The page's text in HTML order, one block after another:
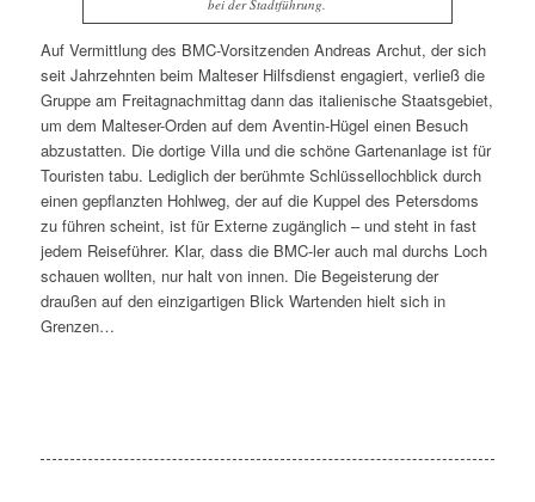
bei der Stadtführung.
Auf Vermittlung des BMC-Vorsitzenden Andreas Archut, der sich
seit Jahrzehnten beim Malteser Hilfsdienst engagiert, verließ die
Gruppe am Freitagnachmittag dann das italienische Staatsgebiet,
um dem Malteser-Orden auf dem Aventin-Hügel einen Besuch
abzustatten. Die dortige Villa und die schöne Gartenanlage ist für
Touristen tabu. Lediglich der berühmte Schlüssellochblick durch
einen gepflanzten Hohlweg, der auf die Kuppel des Petersdoms
zu führen scheint, ist für Externe zugänglich – und steht in fast
jedem Reiseführer. Klar, dass die BMC-ler auch mal durchs Loch
schauen wollten, nur halt von innen. Die Begeisterung der
draußen auf den einzigartigen Blick Wartenden hielt sich in
Grenzen…